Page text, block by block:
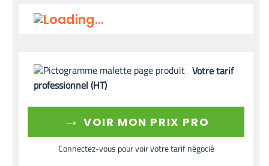
Votre tarif
professionnel (HT)
→ VOIR MON PRIX PRO
Connectez-vous pour voir votre tarif négocié